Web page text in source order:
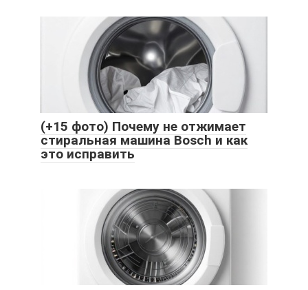
(+15 фото) Почему не отжимает
стиральная машина Bosch и как
это исправить